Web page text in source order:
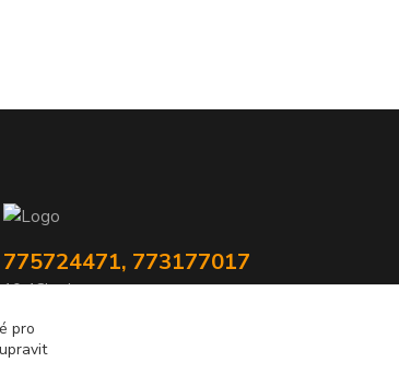
775724471, 773177017
10-18hod
pro